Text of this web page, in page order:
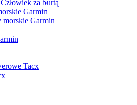
za burtą
Garmin
morskie Garmin
Tacx